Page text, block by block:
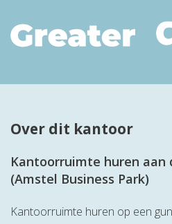
Over dit kantoor
Kantoorruimte huren aan
(Amstel Business Park)
Kantoorruimte huren op een